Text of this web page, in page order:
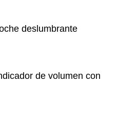
deslumbrante
de volumen con